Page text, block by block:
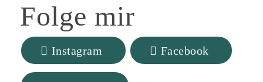
Folge mir
Instagram Facebook